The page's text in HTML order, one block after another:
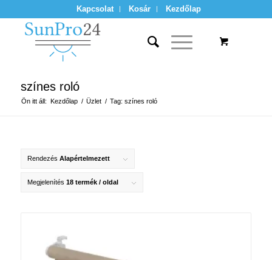
Kapcsolat Kosár Kezdőlap
színes roló
Ön itt áll: Kezdőlap / Üzlet / Tag: színes roló
Rendezés Alapértelmezett
Megjelenítés 18 termék / oldal